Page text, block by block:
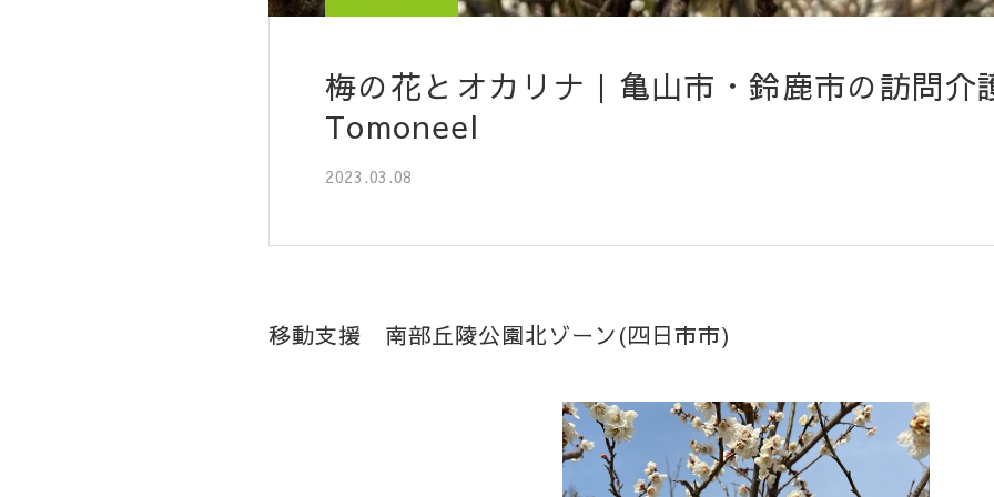
梅の花とオカリナ｜亀山市・鈴鹿市の訪問介
Tomoneel
2023.03.08
移動支援 南部丘陵公園北ゾーン(四日市市)